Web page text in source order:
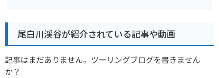
尾白川渓谷が紹介されている記事や動画
記事はまだありません。ツーリングブログを書きません
か？